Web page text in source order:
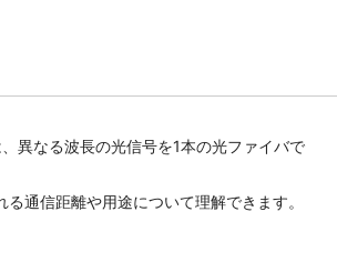
異なる波長の光信号を1本の光ファイバで
通信距離や用途について理解できます。